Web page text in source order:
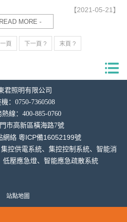
【2021-05-21】
MORE -
頁 下一頁 ? 末頁 ?
君照明有限公司
：0750-7360508
線：400-885-0760
市高新區橫海路7號
網絡 粵ICP備16052199號
控供電系統、集控控制系統、智能消
低壓應急燈、智能應急疏散系統
站點地圖